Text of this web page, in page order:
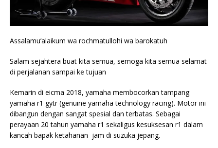
Assalamu’alaikum wa rochmatullohi wa barokatuh
Salam sejahtera buat kita semua, semoga kita semua selamat
di perjalanan sampai ke tujuan
Kemarin di eicma 2018, yamaha membocorkan tampang
yamaha r1 gytr (genuine yamaha technology racing). Motor ini
dibangun dengan sangat spesial dan terbatas. Sebagai
perayaan 20 tahun yamaha r1 sekaligus kesuksesan r1 dalam
kancah bapak ketahanan jam di suzuka jepang.